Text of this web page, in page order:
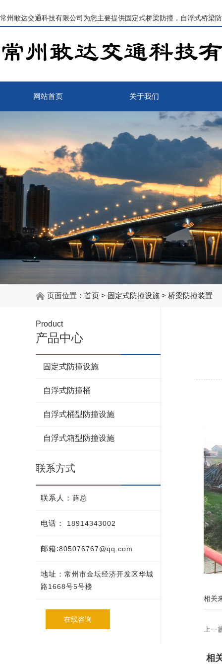
常州敢达交通科技有限公司为您主要提供固定式桥梁防撞 ，自浮式桥梁
网站首页 关于我们
页面位置： 首页 > 固定式防撞设施 > 桥梁防撞装置
产品中心
Product
固定式防撞设施
自浮式防撞桶
自浮式桶型防撞设施
自浮式箱型防撞设施
联系方式
联系人： 薛总
电话： 18914343002
邮箱:805076767@qq.com
地址： 常州市金坛经济开发区华城
路1668号5号楼
在线咨询
相关
上一
相